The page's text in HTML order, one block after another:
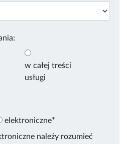
w całej treści
usługi
elektroniczne*
należy rozumieć